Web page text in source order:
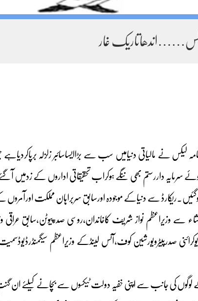
غار
لیکس نے مالیاتی دنیامیں سب سے بڑاایساسائبر زلزلہ
سرمایہ داررستم بھی ننگے ہوکراب تحقیقاتی اداروں کے زدمیں
ہوگئیں۔ریکارڈ سے دنیاکے موجودہ اورسابق سربراہان مملکت
سے وزیراعظم نواز شریف کاخاندان،روسی صدرپیوٹن،سابق عراقی
صدرپیٹرویورشین کوف،آئس لینڈکے وزیراعظم
کی جانب سے اپنی خفیہ دولت ٹیکسوں سے بچانے کیلئے ان